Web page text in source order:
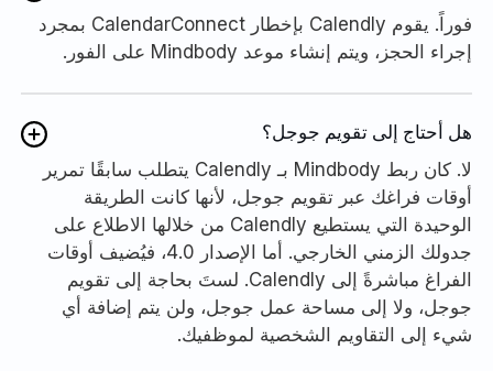
فوراً. يقوم Calendly بإخطار CalendarConnect بمجرد
إجراء الحجز، ويتم إنشاء موعد Mindbody على الفور.
هل أحتاج إلى تقويم جوجل؟
لا. كان ربط Mindbody بـ Calendly يتطلب سابقًا تمرير
أوقات فراغك عبر تقويم جوجل، لأنها كانت الطريقة
الوحيدة التي يستطيع Calendly من خلالها الاطلاع على
جدولك الزمني الخارجي. أما الإصدار 4.0، فيُضيف أوقات
الفراغ مباشرةً إلى Calendly. لستَ بحاجة إلى تقويم
جوجل، ولا إلى مساحة عمل جوجل، ولن يتم إضافة أي
شيء إلى التقاويم الشخصية لموظفيك.